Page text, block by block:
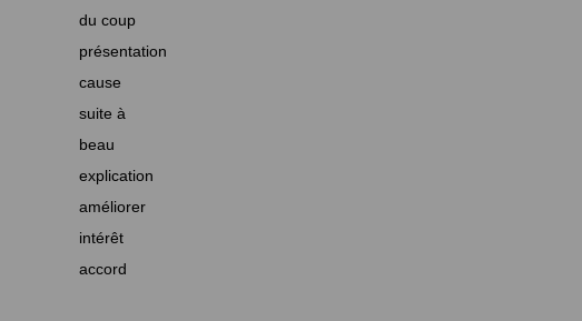
du coup
présentation
cause
suite à
beau
explication
améliorer
intérêt
accord